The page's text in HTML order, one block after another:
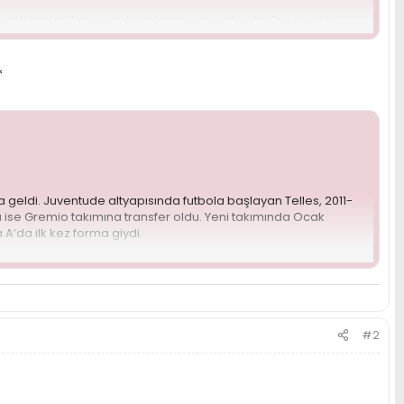
transferi konusunda anlaşmaya varılmıştır. Buna göre,
ise 4.5 futbol sezonu için aşağıdaki şartlarda
gizlenmiştir. Görmek için lütfen
Juventude altyapısında futbola başlayan Telles, 2011-
Gremio takımına transfer oldu. Yeni takımında Ocak
ilk kez forma giydi.
ilk haftadan itibaren ilk 11’de sahaya çıkan genç futbolcu
sezonu 2. sırada tamamlayan Gremio’da 34 maça
ise 3 maçta görev aldı.
üye olun. #2